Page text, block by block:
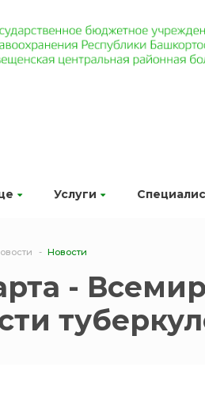
Услуги
Новости
-